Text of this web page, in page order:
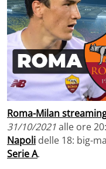
Roma-Milan
31/10/2021alle ore
Napoli delle 18: big-
Serie A.